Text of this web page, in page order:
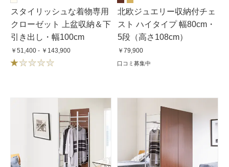
スタイリッシュな着物専用
クローゼット 上盆収納＆下
引き出し・幅100cm
￥51,400 - ￥143,900
北欧ジュエリー収納付チェ
スト ハイタイプ 幅80cm・
5段（高さ108cm）
￥79,900
口コミ募集中